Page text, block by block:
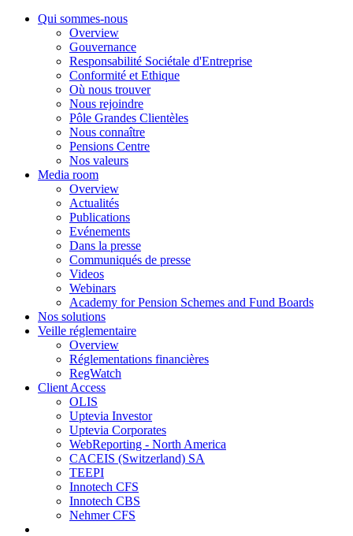
Qui sommes-nous
Overview
Gouvernance
Responsabilité Sociétale d'Entreprise
Conformité et Ethique
Où nous trouver
Nous rejoindre
Pôle Grandes Clientèles
Nous connaître
Pensions Centre
Nos valeurs
Media room
Overview
Actualités
Publications
Evénements
Dans la presse
Communiqués de presse
Videos
Webinars
Academy for Pension Schemes and Fund Boards
Nos solutions
Veille réglementaire
Overview
Réglementations financières
RegWatch
Client Access
OLIS
Uptevia Investor
Uptevia Corporates
WebReporting - North America
CACEIS (Switzerland) SA
TEEPI
Innotech CFS
Innotech CBS
Nehmer CFS